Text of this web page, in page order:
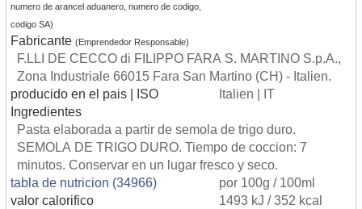
numero de arancel aduanero, numero de codigo,
codigo SA)
Fabricante (Emprendedor Responsable)
F.LLI DE CECCO di FILIPPO FARA S. MARTINO S.p.A.,
Zona Industriale 66015 Fara San Martino (CH) - Italien.
producido en el pais | ISO
Italien | IT
Ingredientes
Pasta elaborada a partir de semola de trigo duro.
SEMOLA DE TRIGO DURO. Tiempo de coccion: 7
minutos. Conservar en un lugar fresco y seco.
tabla de nutricion (34966)
por 100g / 100ml
valor calorifico
1493 kJ / 352 kcal